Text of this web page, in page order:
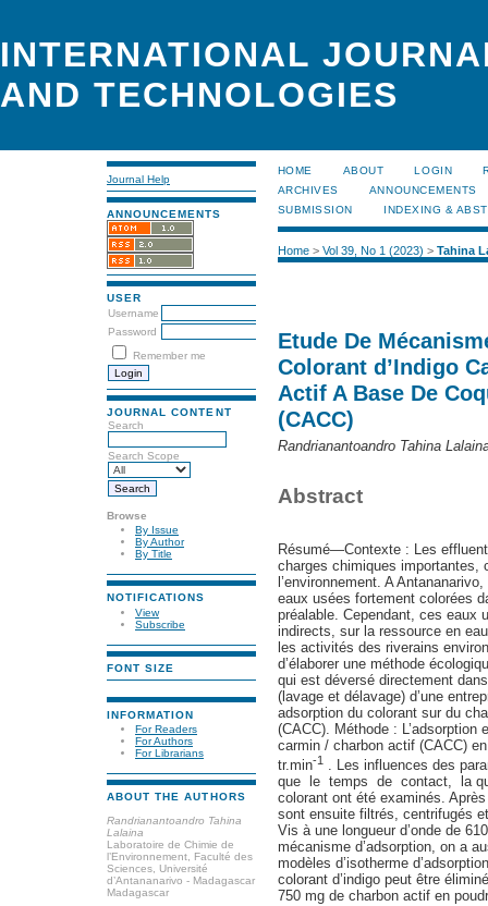
INTERNATIONAL
AND TECHNOLOGIES
Journal Help
ANNOUNCEMENTS
USER
Username
Password
Remember me
JOURNAL CONTENT
Search
Search Scope
Browse
By Issue
By Author
By Title
NOTIFICATIONS
View
Subscribe
FONT SIZE
INFORMATION
For Readers
For Authors
For Librarians
ABOUT THE AUTHORS
Randrianantoandro Tahina
Lalaina
Laboratoire de Chimie de
l’Environnement, Faculté des
Sciences, Université
d’Antananarivo - Madagascar
Madagascar
HOME ABOUT LOGIN
ARCHIVES
ANNOUNCEMENTS
SUBMISSION
INDEXING &
Home> Vol 39, No 1 (2023) > Tahina
Etude De
Colorant d’Indigo
Actif A Base De
(CACC)
Randrianantoandro Tahina
Abstract
Résumé—Contexte : Les
charges chimiques importantes,
l’environnement. A
eaux usées fortement colorées
préalable. Cependant, ces eaux
indirects, sur la ressource en
les activités des riverains
d’élaborer une méthode
qui est déversé directement
(lavage et délavage) d’une
adsorption du colorant sur du
(CACC). Méthode : L’adsorption
carmin / charbon actif (CACC)
tr.min-1. Les influences des
que le temps de contact, la
colorant ont été examinés.
sont ensuite filtrés, centrifugés
Vis à une longueur d’onde de
mécanisme d’adsorption, on a
modèles d’isotherme
colorant d’indigo peut être
750 mg de charbon actif en